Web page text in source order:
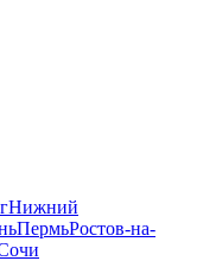
Нижний
ПермьРостов-на-